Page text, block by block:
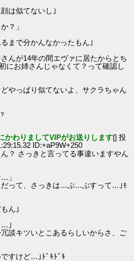
は似てないし｣
？」
まで分かんなかったもん｣
んが14年の間エヴァに居たからとち
にお姉さんじゃなくて？って確認し
やっぱり似てないよ、サクラちゃん
かわりましてVIPがお送りします[] 投
ID:+aP9W+250
？ さっきと言ってる事違いますやん
」
って、さっきは…ぶ…ぶすって…｣ﾓ
ん｣
｣
談キツいとこあるらしいからさ、ご
すけど…｣ﾄﾞｷﾄﾞｷ